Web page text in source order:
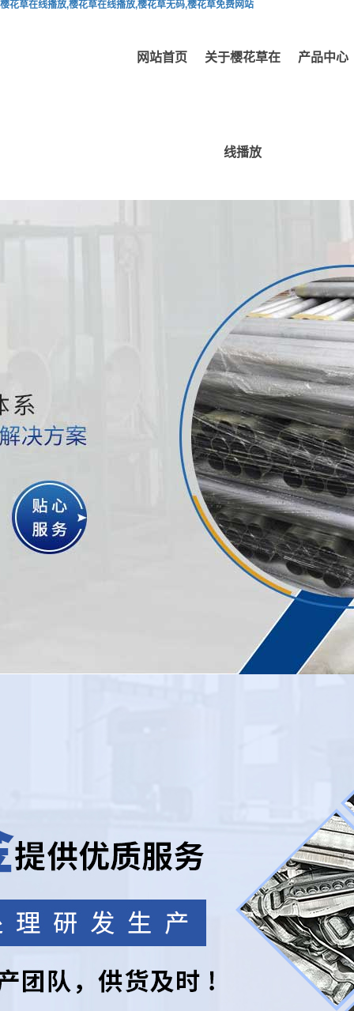
樱花草在线播放,樱花草在线播放,樱花草无码,樱花草免费网站
网站首页 关于樱花草在
线播放
产品中心
铝合金
材型材类
铝合金
自行车前叉类
铝合金
滑板电动车